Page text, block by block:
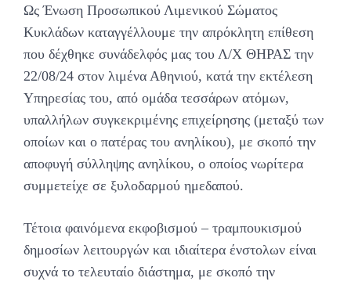
Ως Ένωση Προσωπικού Λιμενικού Σώματος
Κυκλάδων καταγγέλλουμε την απρόκλητη επίθεση
που δέχθηκε συνάδελφός μας του Λ/Χ ΘΗΡΑΣ την
22/08/24 στον λιμένα Αθηνιού, κατά την εκτέλεση
Υπηρεσίας του, από ομάδα τεσσάρων ατόμων,
υπαλλήλων συγκεκριμένης επιχείρησης (μεταξύ των
οποίων και ο πατέρας του ανηλίκου), με σκοπό την
αποφυγή σύλληψης ανηλίκου, ο οποίος νωρίτερα
συμμετείχε σε ξυλοδαρμού ημεδαπού.
Τέτοια φαινόμενα εκφοβισμού – τραμπουκισμού
δημοσίων λειτουργών και ιδιαίτερα ένστολων είναι
συχνά το τελευταίο διάστημα, με σκοπό την